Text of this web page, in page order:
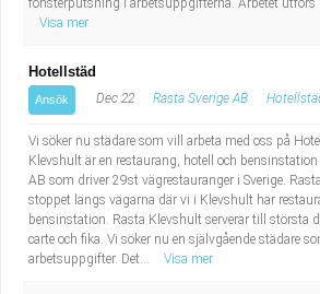
fönsterputsning i arbetsuppgifterna. Arbetet utförs
Visa mer
Hotellstäd
Ansök Dec 22 Rasta Sverige AB
Vi söker nu städare som vill arbeta med oss på
Klevshult är en restaurang, hotell och
AB som driver 29st vägrestauranger i Sverige.
stoppet längs vägarna där vi i Klevshult har
bensinstation. Rasta Klevshult serverar till största
carte och fika. Vi söker nu en självgående städare
arbetsuppgifter. Det...
Visa mer